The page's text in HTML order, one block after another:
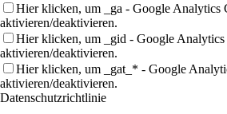
Hier klicken, um _ga - Google Analytics
aktivieren/deaktivieren.
Hier klicken, um _gid - Google Analytics
aktivieren/deaktivieren.
Hier klicken, um _gat_* - Google
aktivieren/deaktivieren.
Datenschutzrichtlinie